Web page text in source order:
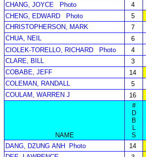
CHANG, JOYCE
Photo 4
CHENG, EDWARD
Photo 5
CHRISTOPHERSON, MARK
7
CHUA, NEIL
6
CIOLEK-TORELLO, RICHARD
Photo 4
CLARE, BILL
3
COBABE, JEFF
14
COLEMAN, RANDALL
5
COULAM, WARREN J
16
NAME
#
D
B
L
S
DANG, DZUNG ANH
Photo 14